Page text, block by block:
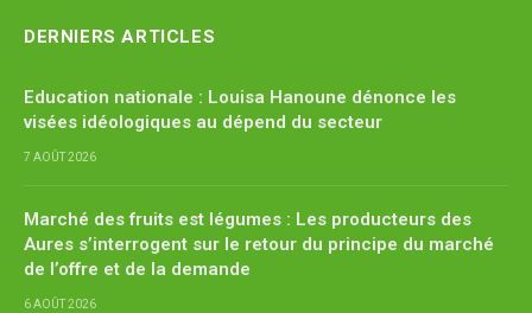
DERNIERS ARTICLES
Education nationale : Louisa Hanoune dénonce les
visées idéologiques au dépend du secteur
7 AOÛT 2026
Marché des fruits est légumes : Les producteurs des
Aures s’interrogent sur le retour du principe du marché
de l’offre et de la demande
6 AOÛT 2026